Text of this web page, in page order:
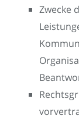
Zwecke